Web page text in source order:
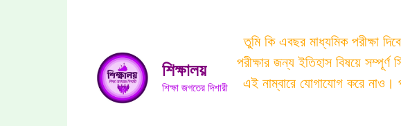
শিক্ষালয়
শিক্ষা জগতের দিশারী
তুমি কি এবছর মাধ্যমিক পরীক্ষা
পরীক্ষার জন্য ইতিহাস বিষয়ে
এই নাম্বারে যোগাযোগ করে